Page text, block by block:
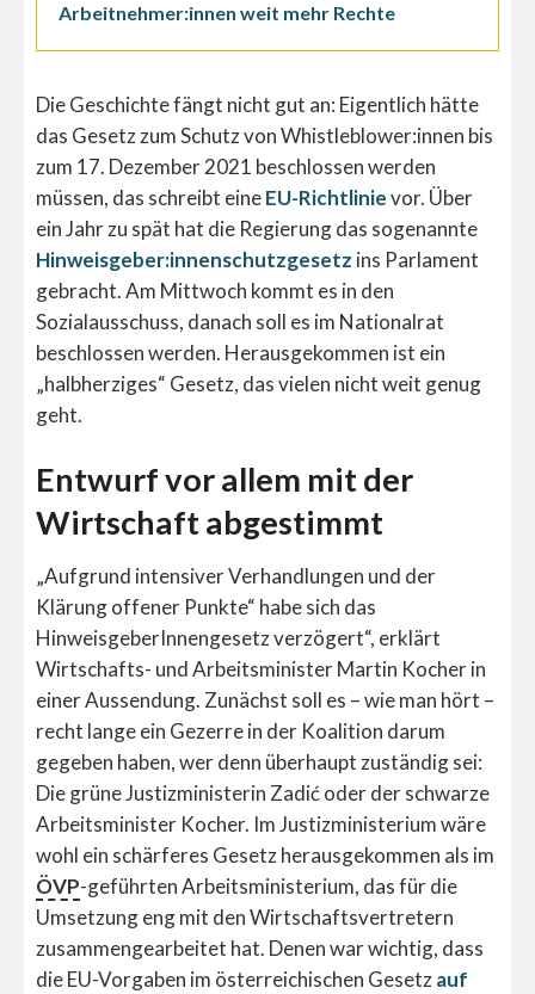
Arbeitnehmer:innen weit mehr Rechte
Die Geschichte fängt nicht gut an: Eigentlich hätte
das Gesetz zum Schutz von Whistleblower:innen bis
zum 17. Dezember 2021 beschlossen werden
müssen, das schreibt eineEU-Richtlinievor. Über
ein Jahr zu spät hat die Regierung das sogenannte
Hinweisgeber:innenschutzgesetz ins Parlament
gebracht. Am Mittwoch kommt es in den
Sozialausschuss, danach soll es im Nationalrat
beschlossen werden. Herausgekommen ist ein
„halbherziges“ Gesetz, das vielen nicht weit genug
geht.
Entwurf vor allem mit der
Wirtschaft abgestimmt
„Aufgrund intensiver Verhandlungen und der
Klärung offener Punkte“ habe sich das
HinweisgeberInnengesetz verzögert“, erklärt
Wirtschafts- und Arbeitsminister Martin Kocher in
einer Aussendung. Zunächst soll es – wie man hört –
recht lange ein Gezerre in der Koalition darum
gegeben haben, wer denn überhaupt zuständig sei:
Die grüne Justizministerin Zadić oder der schwarze
Arbeitsminister Kocher. Im Justizministerium wäre
wohl ein schärferes Gesetz herausgekommen als im
ÖVP-geführten Arbeitsministerium, das für die
Umsetzung eng mit den Wirtschaftsvertretern
zusammengearbeitet hat. Denen war wichtig, dass
die EU-Vorgaben im österreichischen Gesetzauf